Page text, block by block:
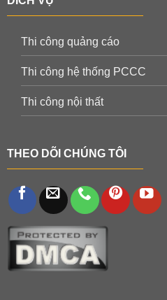
Thi công quảng cáo
Thi công hệ thống PCCC
Thi công nội thất
THEO DÕI CHÚNG TÔI